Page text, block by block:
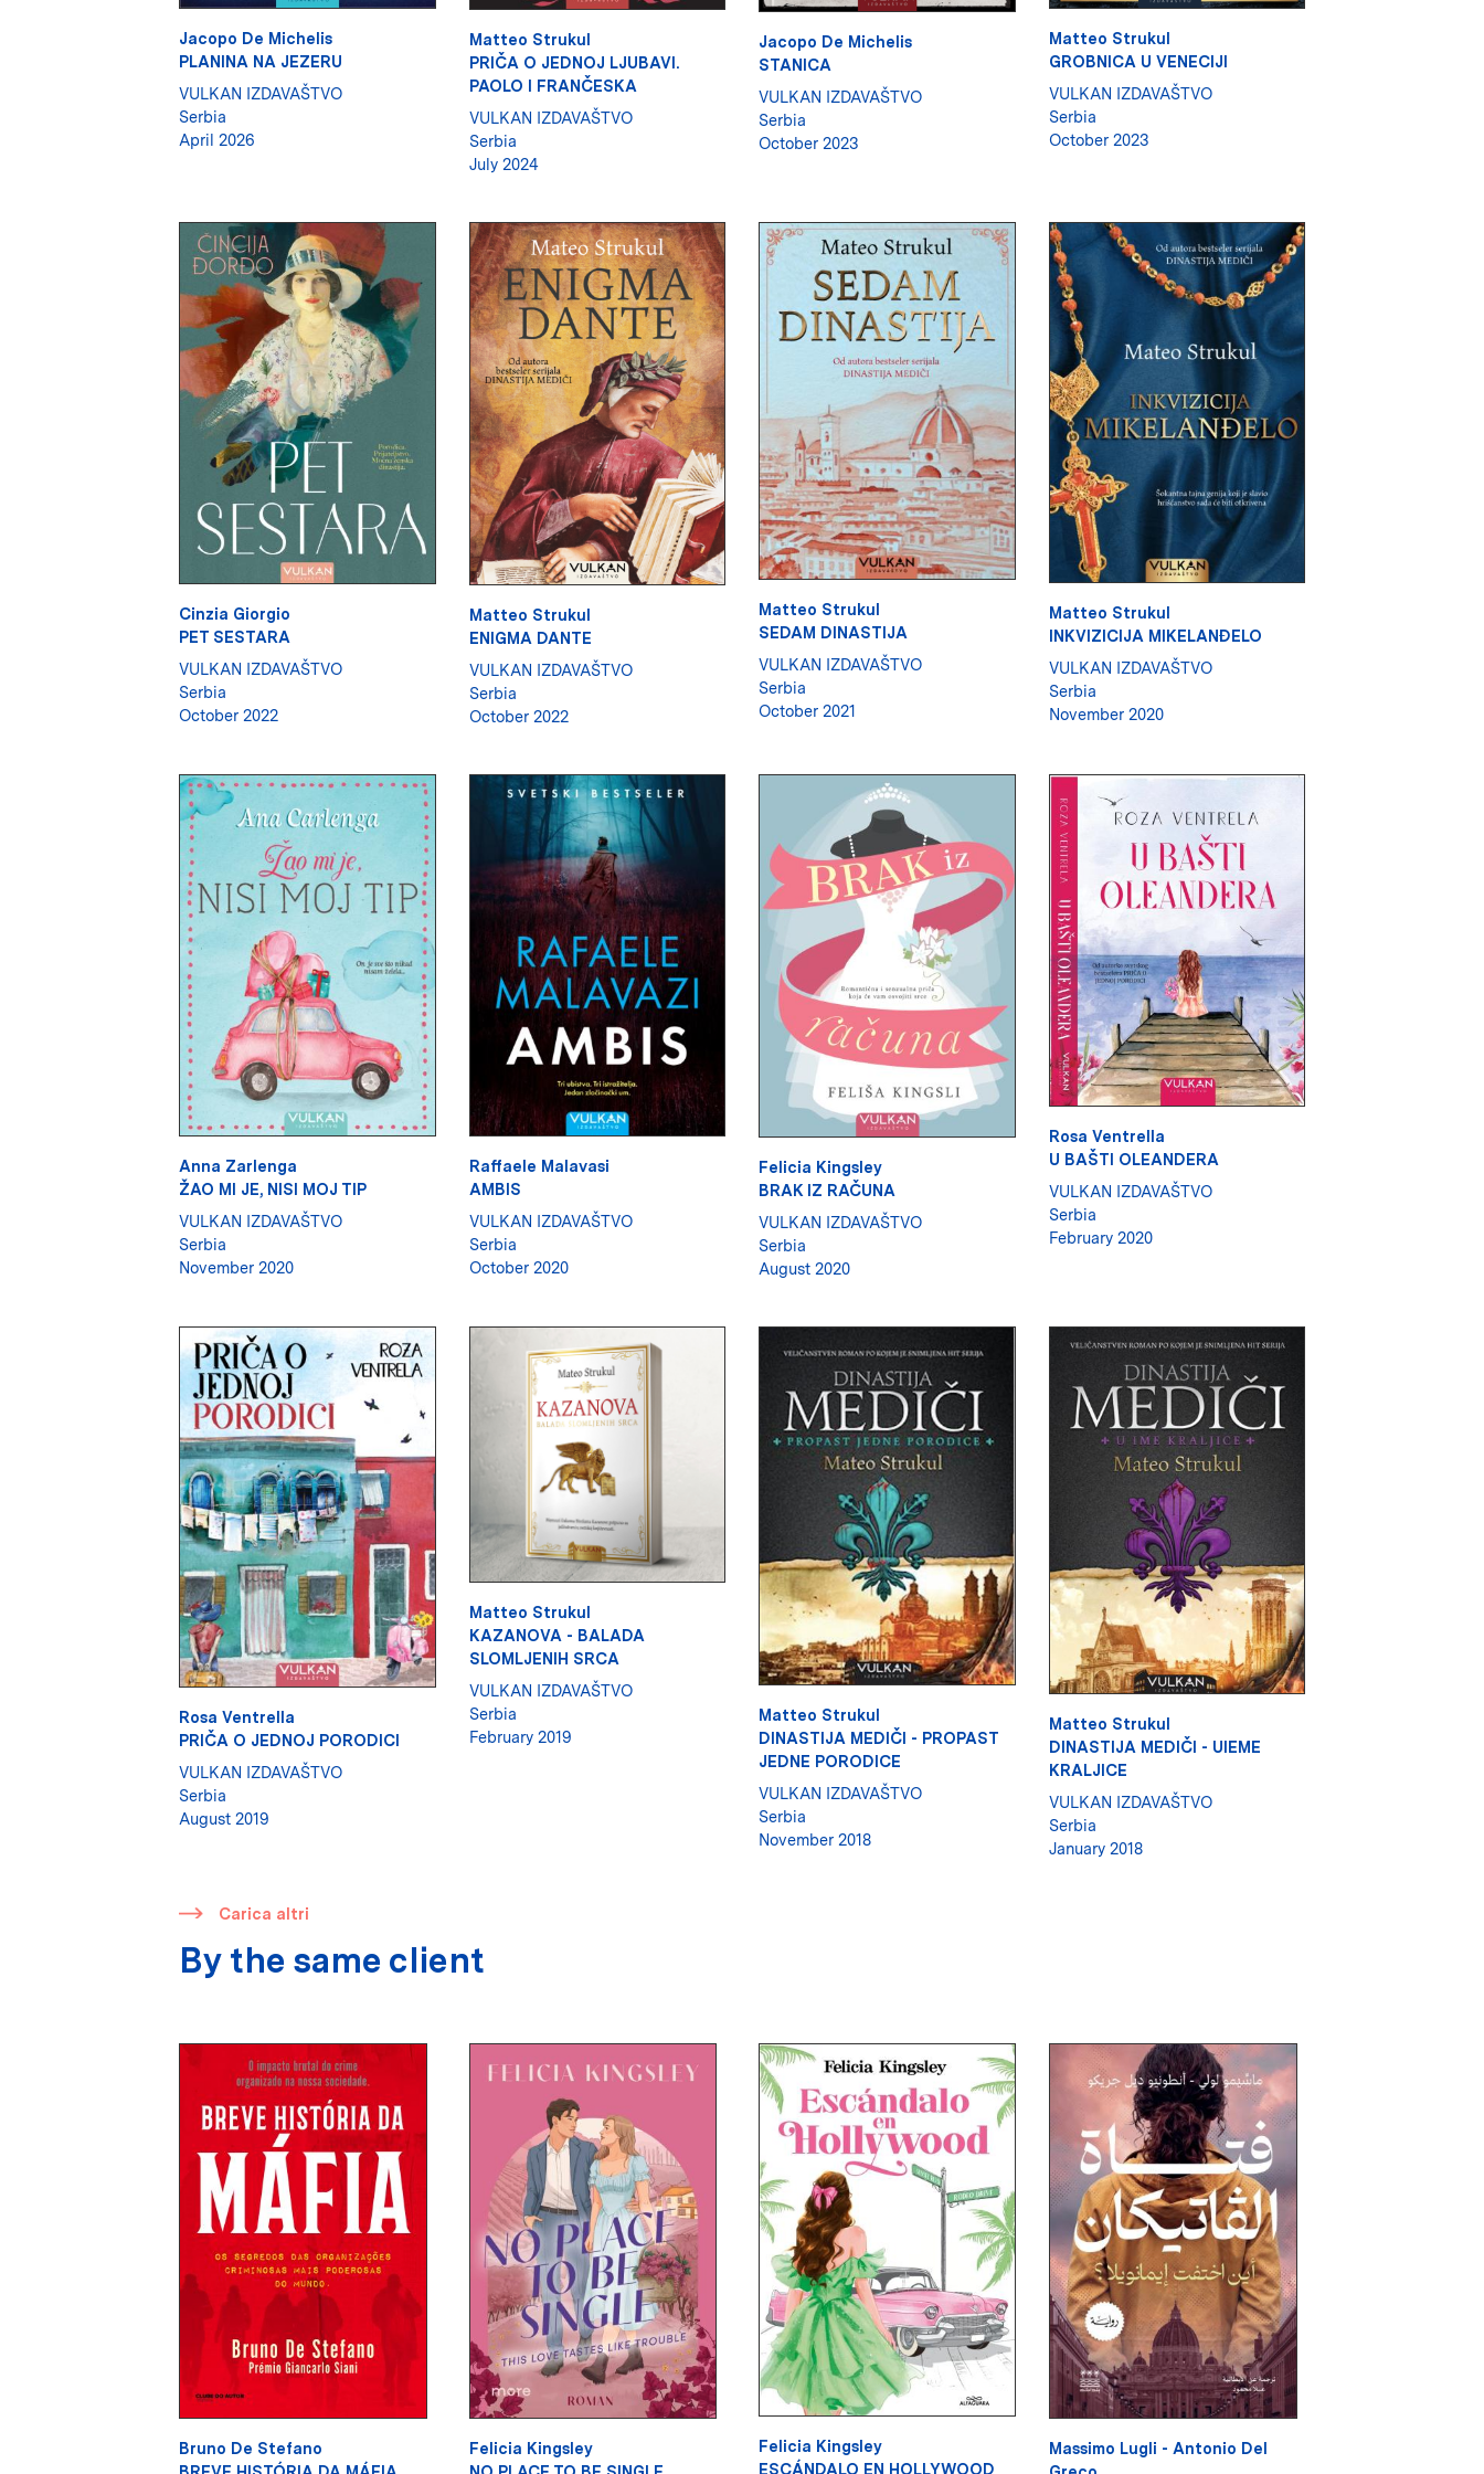
Jacopo De Michelis
PLANINA NA JEZERU
VULKAN IZDAVAŠTVO
Serbia
April 2026
Matteo Strukul
PRIČA O JEDNOJ LJUBAVI.
PAOLO I FRANČESKA
VULKAN IZDAVAŠTVO
Serbia
July 2024
Jacopo De Michelis
STANICA
VULKAN IZDAVAŠTVO
Serbia
October 2023
Matteo Strukul
GROBNICA U VENECIJI
VULKAN IZDAVAŠTVO
Serbia
October 2023
Cinzia Giorgio
PET SESTARA
VULKAN IZDAVAŠTVO
Serbia
October 2022
Matteo Strukul
ENIGMA DANTE
VULKAN IZDAVAŠTVO
Serbia
October 2022
Matteo Strukul
SEDAM DINASTIJA
VULKAN IZDAVAŠTVO
Serbia
October 2021
Matteo Strukul
INKVIZICIJA MIKELANĐELO
VULKAN IZDAVAŠTVO
Serbia
November 2020
Anna Zarlenga
ŽAO MI JE, NISI MOJ TIP
VULKAN IZDAVAŠTVO
Serbia
November 2020
Raffaele Malavasi
AMBIS
VULKAN IZDAVAŠTVO
Serbia
October 2020
Felicia Kingsley
BRAK IZ RAČUNA
VULKAN IZDAVAŠTVO
Serbia
August 2020
Rosa Ventrella
U BAŠTI OLEANDERA
VULKAN IZDAVAŠTVO
Serbia
February 2020
Rosa Ventrella
PRIČA O JEDNOJ PORODICI
VULKAN IZDAVAŠTVO
Serbia
August 2019
Matteo Strukul
KAZANOVA - BALADA
SLOMLJENIH SRCA
VULKAN IZDAVAŠTVO
Serbia
February 2019
Matteo Strukul
DINASTIJA MEDIČI - PROPAST
JEDNE PORODICE
VULKAN IZDAVAŠTVO
Serbia
November 2018
Matteo Strukul
DINASTIJA MEDIČI - UIEME
KRALJICE
VULKAN IZDAVAŠTVO
Serbia
January 2018
​ Carica altri
By the same client
Bruno De Stefano
Felicia Kingsley
Felicia Kingsley
ESCÁNDALO EN HOLLYWOOD
Massimo Lugli - Antonio Del